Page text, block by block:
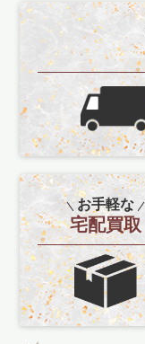
お手軽な
宅配買取